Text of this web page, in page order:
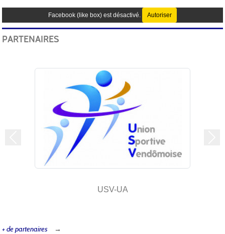
Facebook (like box) est désactivé. Autoriser
PARTENAIRES
+ de partenaires